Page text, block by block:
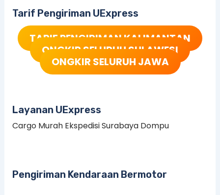
Tarif Pengiriman UExpress
TARIF PENGIRIMAN KALIMANTAN
ONGKIR SELURUH SULAWESI
ONGKIR SELURUH JAWA
Layanan UExpress
Cargo Murah Ekspedisi Surabaya Dompu
Pengiriman Kendaraan Bermotor